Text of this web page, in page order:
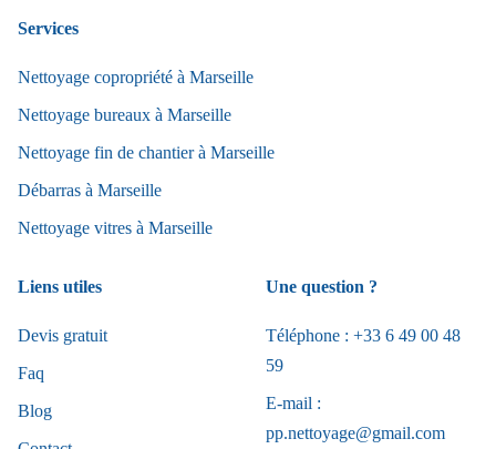
Services
Nettoyage copropriété à Marseille
Nettoyage bureaux à Marseille
Nettoyage fin de chantier à Marseille
Débarras à Marseille
Nettoyage vitres à Marseille
Liens utiles
Devis gratuit
Faq
Blog
Une question ?
Téléphone : +33 6 49 00 48
59
E-mail :
pp.nettoyage@gmail.com